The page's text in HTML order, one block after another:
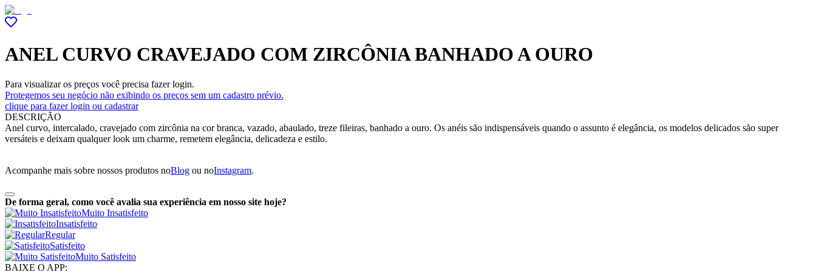
ANEL CURVO CRAVEJADO COM ZIRCÔNIA BANHADO A OURO
Para visualizar os preços você precisa fazer login.
Protegemos seu negócio não exibindo os preços sem um cadastro prévio.
clique para fazer login ou cadastrar
DESCRIÇÃO
Anel curvo, intercalado, cravejado com zircônia na cor branca, vazado, abaulado, treze fileiras, banhado a ouro. Os anéis são indispensáveis quando o assunto é elegância, os modelos delicados são super
versáteis e deixam qualquer look um charme, remetem elegância, delicadeza e estilo.
Acompanhe mais sobre nossos produtos noBlog ou noInstagram.
De forma geral, como você avalia sua experiência em nosso site hoje?
Muito Insatisfeito
Insatisfeito
Regular
Satisfeito
Muito Satisfeito
BAIXE O APP: